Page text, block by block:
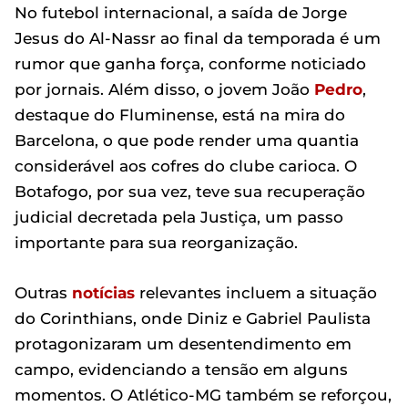
No futebol internacional, a saída de Jorge
Jesus do Al-Nassr ao final da temporada é um
rumor que ganha força, conforme noticiado
por jornais. Além disso, o jovem João Pedro,
destaque do Fluminense, está na mira do
Barcelona, o que pode render uma quantia
considerável aos cofres do clube carioca. O
Botafogo, por sua vez, teve sua recuperação
judicial decretada pela Justiça, um passo
importante para sua reorganização.
Outras notícias relevantes incluem a situação
do Corinthians, onde Diniz e Gabriel Paulista
protagonizaram um desentendimento em
campo, evidenciando a tensão em alguns
momentos. O Atlético-MG também se reforçou,